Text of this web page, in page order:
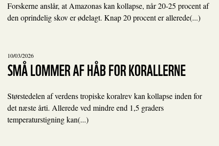
Forskerne anslår, at Amazonas kan kollapse, når 20-25 procent af
den oprindelig skov er ødelagt. Knap 20 procent er allerede(...)
10/03/2026
SMÅ LOMMER AF HÅB FOR KORALLERNE
Størstedelen af verdens tropiske koralrev kan kollapse inden for
det næste årti. Allerede ved mindre end 1,5 graders
temperaturstigning kan(...)